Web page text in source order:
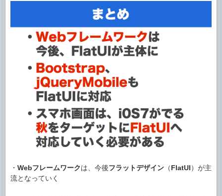
・ Webフレームワークは、今後フラットデザイン （FlatUI）が主
流となっていく